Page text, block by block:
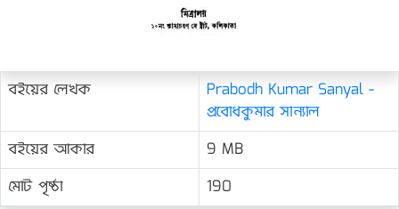
বইয়ের লেখক
Prabodh Kumar Sanyal -
প্রবোধকুমার সান্যাল
বইয়ের আকার
9 MB
মোট পৃষ্ঠা
190